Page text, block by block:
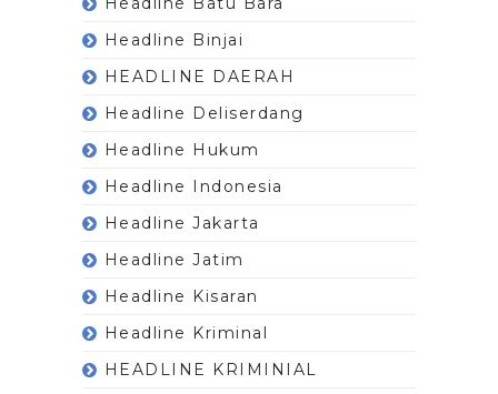
Headline Binjai
HEADLINE DAERAH
Headline Deliserdang
Headline Hukum
Headline Indonesia
Headline Jakarta
Headline Jatim
Headline Kisaran
Headline Kriminal
HEADLINE KRIMINIAL